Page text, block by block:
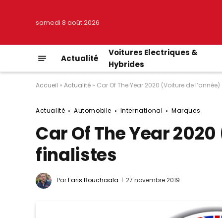
samedi 8 août 2026
Actualité
Voitures Electriques &
Hybrides
Accueil » Actualité » Car Of The Year 2020 (Voiture de l’année)
Actualité Automobile International Marques
Car Of The Year
finalistes
ParFaris Bouchaala 27 novembre 2019